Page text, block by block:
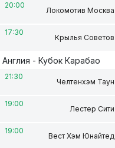
20:00
Локомотив Москва
17:30
Крылья Советов
Англия - Кубок Карабао
21:30
Челтенхэм Таун
19:00
Лестер Сити
19:00
Вест Хэм Юнайтед